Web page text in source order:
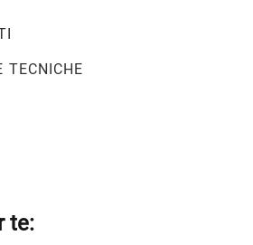
TECNICHE
te: